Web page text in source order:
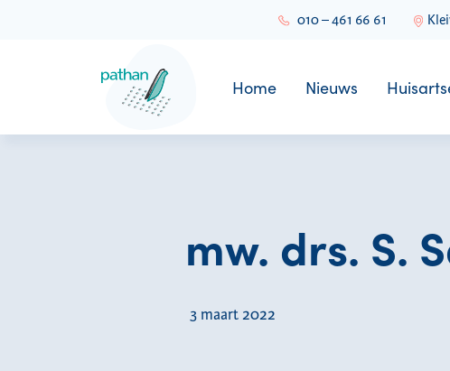
010 – 461 66 61
Home Nieuws
mw. drs. S.
3 maart 2022